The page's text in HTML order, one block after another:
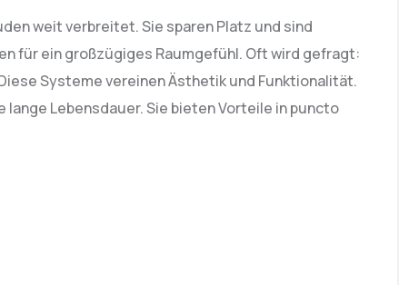
weit verbreitet. Sie sparen Platz und sind
für ein großzügiges Raumgefühl. Oft wird gefragt:
Systeme vereinen Ästhetik und Funktionalität.
Lebensdauer. Sie bieten Vorteile in puncto